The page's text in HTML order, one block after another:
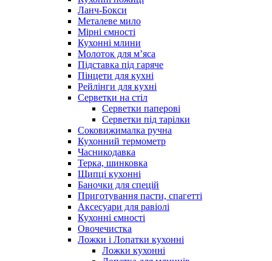
Ланч-Бокси
Металеве мило
Мірні ємності
Кухонні млини
Молоток для м’яса
Підставка під гаряче
Пінцети для кухні
Рейлінги для кухні
Серветки на стіл
Серветки паперові
Серветки під тарілки
Соковижималка ручна
Кухонний термометр
Часникодавка
Терка, шинковка
Щипці кухонні
Баночки для спецій
Приготування пасти, спагетті
Аксесуари для равіолі
Кухонні ємності
Овочечистка
Ложки і Лопатки кухонні
Ложки кухонні